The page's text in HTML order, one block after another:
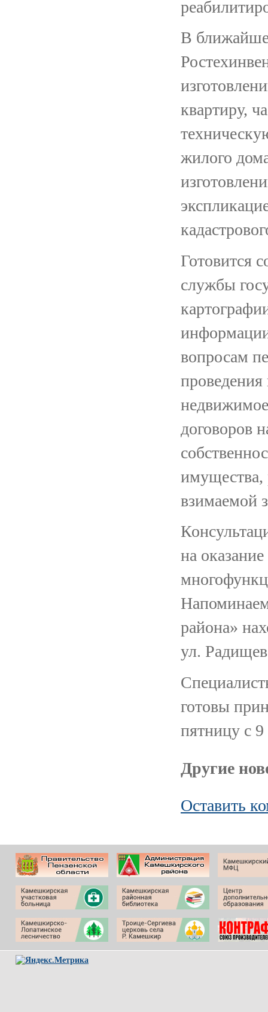
В
квартиру,
жилого
Готовится
службы
вопросам
проведения
договоров
имущества,
взимаемой
на
района»
ул.
готовы
пятницу с 9
Другие
Оставить